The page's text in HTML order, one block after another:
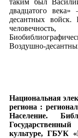
двадцатого
десантных войск.
Воздушно-
Национальная
региона :
Население.
культуре, ГБУК